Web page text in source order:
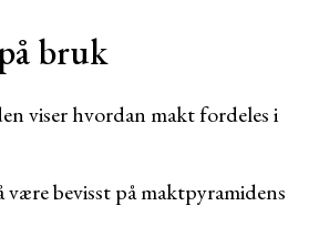
bruk
viser hvordan makt fordeles i
være bevisst på maktpyramidens